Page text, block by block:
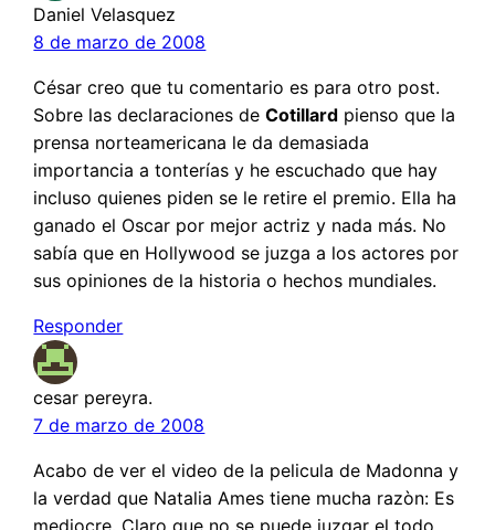
Daniel Velasquez
8 de marzo de 2008
César creo que tu comentario es para otro post.
Sobre las declaraciones deCotillard pienso que la
prensa norteamericana le da demasiada
importancia a tonterías y he escuchado que hay
incluso quienes piden se le retire el premio. Ella ha
ganado el Oscar por mejor actriz y nada más. No
sabía que en Hollywood se juzga a los actores por
sus opiniones de la historia o hechos mundiales.
Responder
cesar pereyra.
7 de marzo de 2008
Acabo de ver el video de la pelicula de Madonna y
la verdad que Natalia Ames tiene mucha razòn: Es